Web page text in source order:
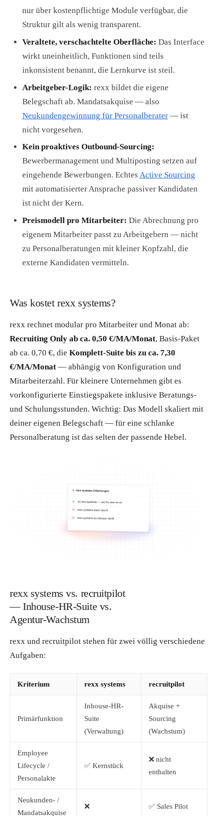
nur über kostenpflichtige Module verfügbar, die
Struktur gilt als wenig transparent.
Veraltete, verschachtelte Oberfläche: Das Interface
wirkt uneinheitlich, Funktionen sind teils
inkonsistent benannt, die Lernkurve ist steil.
Arbeitgeber-Logik: rexx bildet die eigene
Belegschaft ab. Mandatsakquise — also
Neukundengewinnung für Personalberater— ist
nicht vorgesehen.
Kein proaktives Outbound-Sourcing:
Bewerbermanagement und Multiposting setzen auf
eingehende Bewerbungen. Echtes Active Sourcing
mit automatisierter Ansprache passiver Kandidaten
ist nicht der Kern.
Preismodell pro Mitarbeiter: Die Abrechnung pro
eigenem Mitarbeiter passt zu Arbeitgebern — nicht
zu Personalberatungen mit kleiner Kopfzahl, die
externe Kandidaten vermitteln.
Was kostet rexx systems?
rexx rechnet modular pro Mitarbeiter und Monat ab:
Recruiting Only ab ca. 0,50 €/MA/Monat, Basis-Paket
ab ca. 0,70 €, die Komplett-Suite bis zu ca. 7,30
€/MA/Monat — abhängig von Konfiguration und
Mitarbeiterzahl. Für kleinere Unternehmen gibt es
vorkonfigurierte Einstiegspakete inklusive Beratungs-
und Schulungsstunden. Wichtig: Das Modell skaliert mit
deiner eigenen Belegschaft — für eine schlanke
Personalberatung ist das selten der passende Hebel.
rexx systems vs. recruitpilot
— Inhouse-HR-Suite vs.
Agentur-Wachstum
rexx und recruitpilot stehen für zwei völlig verschiedene
Aufgaben:
Kriterium rexx systems recruitpilot
Primärfunktion
Inhouse-HR-
Suite
(Verwaltung)
Akquise +
Sourcing
(Wachstum)
Employee
Lifecycle /
Personalakte
✅ Kernstück
❌ nicht
enthalten
Neukunden- /
Mandatsakquise
❌ ✅ Sales Pilot